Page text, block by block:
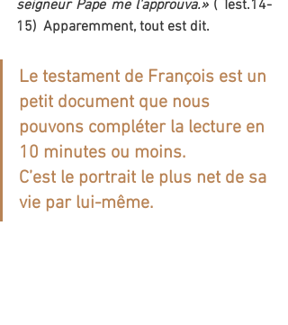
seigneur Pape me l'approuva.» ( Test.14-
15)  Apparemment, tout est dit.
Le testament de François est un
petit document que nous
pouvons compléter la lecture en
10 minutes ou moins.
C’est le portrait le plus net de sa
vie par lui-même.